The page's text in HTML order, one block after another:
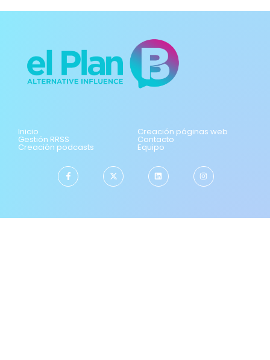
Inicio
Gestión RRSS
Creación podcasts
Creación páginas web
Contacto
Equipo